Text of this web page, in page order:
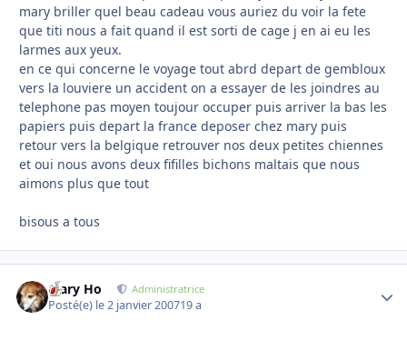
mary briller quel beau cadeau vous auriez du voir la fete
que titi nous a fait quand il est sorti de cage j en ai eu les
larmes aux yeux.
en ce qui concerne le voyage tout abrd depart de gembloux
vers la louviere un accident on a essayer de les joindres au
telephone pas moyen toujour occuper puis arriver la bas les
papiers puis depart la france deposer chez mary puis
retour vers la belgique retrouver nos deux petites chiennes
et oui nous avons deux fifilles bichons maltais que nous
aimons plus que tout
bisous a tous
Mary Ho Administratrice
Posté(e) le 2 janvier 200719 a